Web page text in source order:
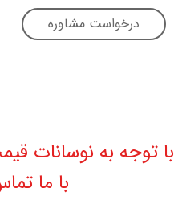
درخواست مشاوره
با توجه به نوسانات
با ما